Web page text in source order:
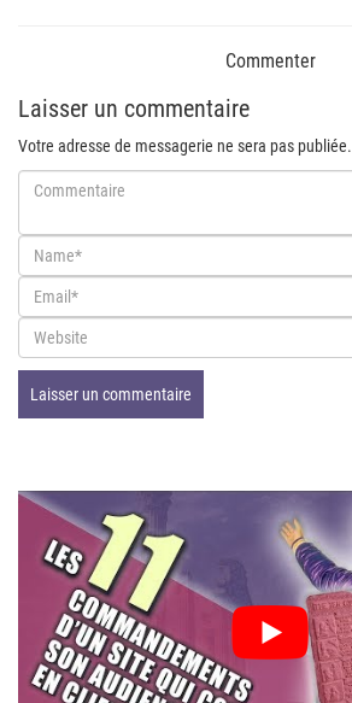
Commenter
Laisser un commentaire
Votre adresse de messagerie ne sera pas publiée.